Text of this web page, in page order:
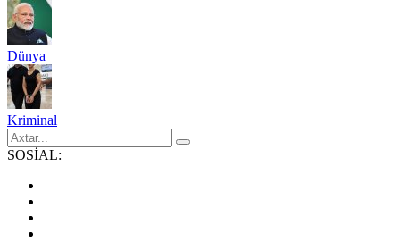
Dünya
Kriminal
SOSİAL: